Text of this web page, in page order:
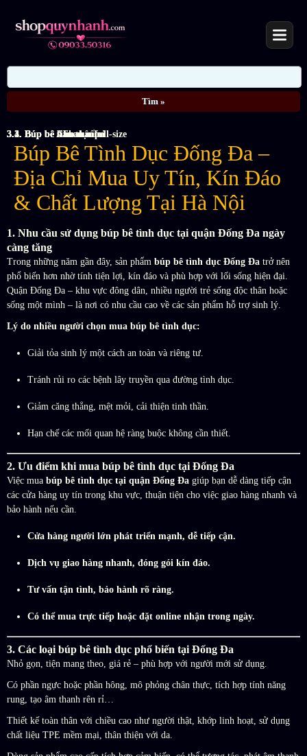
Búp Bê Tình Dục Đống Đa –
Địa Chỉ Mua Uy Tín, Kín Đáo
& Chất Lượng Tại Hà Nội
1. Nhu cầu sử dụng búp bê tình dục tại quận Đống Đa ngày
càng tăng
Trong những năm gần đây, sản phẩm búp bê tình dục Đống Đa trở nên
phổ biến hơn nhờ tính tiện lợi, kín đáo và phù hợp với lối sống hiện đại.
Quận Đống Đa – khu vực đông dân, nhiều người trẻ sống độc thân hoặc
sống một mình – là nơi có nhu cầu cao về các sản phẩm hỗ trợ sinh lý.
Lý do nhiều người chọn mua búp bê tình dục:
Giải tỏa sinh lý một cách an toàn và riêng tư.
Tránh rủi ro các bệnh lây truyền qua đường tình dục.
Giảm căng thẳng, mệt mỏi, cải thiện tinh thần.
Hạn chế các mối quan hệ ràng buộc không cần thiết.
2. Ưu điểm khi mua búp bê tình dục tại Đống Đa
Việc mua búp bê tình dục tại quận Đống Đa giúp bạn dễ dàng tiếp cận
các cửa hàng uy tín trong khu vực, thuận tiện cho việc giao hàng nhanh và
bảo hành nếu cần.
Cửa hàng người lớn phát triển mạnh, dễ tiếp cận.
Dịch vụ giao hàng nhanh, đóng gói kín đáo.
Tư vấn tận tình, bảo hành rõ ràng.
Có thể mua trực tiếp hoặc đặt online nhận trong ngày.
3. Các loại búp bê tình dục phổ biến tại Đống Đa
3.1. Búp bê silicon mini
Nhỏ gọn, tiện mang theo, giá rẻ – phù hợp với người mới sử dụng.
3.2. Búp bê bán thân
Có phần ngực hoặc phần hông, mô phỏng chân thực, tích hợp tính năng
rung, tạo âm thanh rên rỉ…
3.3. Búp bê tình dục full-size
Thiết kế toàn thân với chiều cao như người thật, khớp linh hoạt, sử dụng
chất liệu TPE mềm mại, thân thiện với da.
3.4. Búp bê AI cao cấp